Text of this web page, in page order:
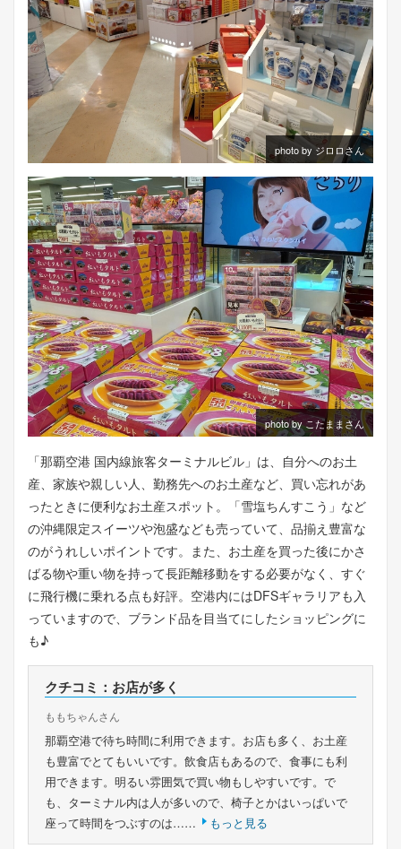
photo by ジロロさん
photo by こたままさん
「那覇空港 国内線旅客ターミナルビル」は、自分へのお土
産、家族や親しい人、勤務先へのお土産など、買い忘れがあ
ったときに便利なお土産スポット。「雪塩ちんすこう」など
の沖縄限定スイーツや泡盛なども売っていて、品揃え豊富な
のがうれしいポイントです。また、お土産を買った後にかさ
ばる物や重い物を持って長距離移動をする必要がなく、すぐ
に飛行機に乗れる点も好評。空港内にはDFSギャラリアも入
っていますので、ブランド品を目当てにしたショッピングに
も♪
クチコミ：お店が多く
ももちゃんさん
那覇空港で待ち時間に利用できます。お店も多く、お土産
も豊富でとてもいいです。飲食店もあるので、食事にも利
用できます。明るい雰囲気で買い物もしやすいです。で
も、ターミナル内は人が多いので、椅子とかはいっぱいで
座って時間をつぶすのは……
もっと見る